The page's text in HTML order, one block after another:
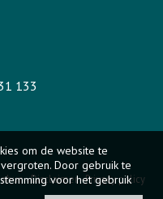
133
-Disclaimer-Privacy policy
om de website te
Door gebruik te
voor het gebruik